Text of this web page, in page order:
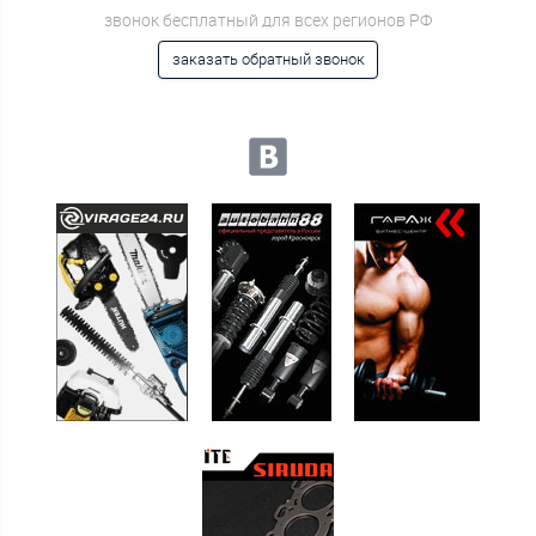
звонок бесплатный для всех регионов РФ
заказать обратный звонок